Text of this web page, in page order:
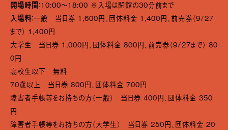
開場時間：10:00～18:00 ※入場は閉館の30分前まで
入場料：一般 当日券 1,600円、団体料金 1,400円、前売券（9/27
まで） 1,400円
大学生 当日券 1,000円、団体料金 800円、前売券（9/27まで） 80
0円
高校生以下 無料
70歳以上 当日券 800円、団体料金 700円
障害者手帳等をお持ちの方（一般） 当日券 400円、団体料金 350
円
障害者手帳等をお持ちの方（大学生） 当日券 250円、団体料金 20